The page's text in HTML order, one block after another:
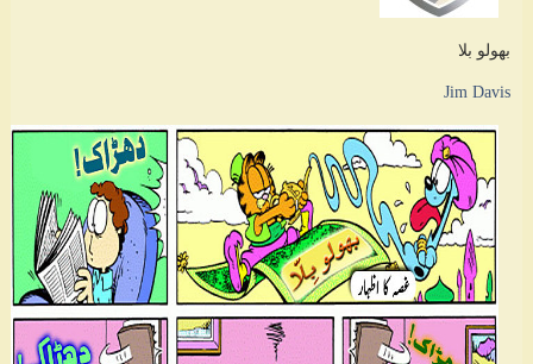
بھولو بلا
Jim Davis